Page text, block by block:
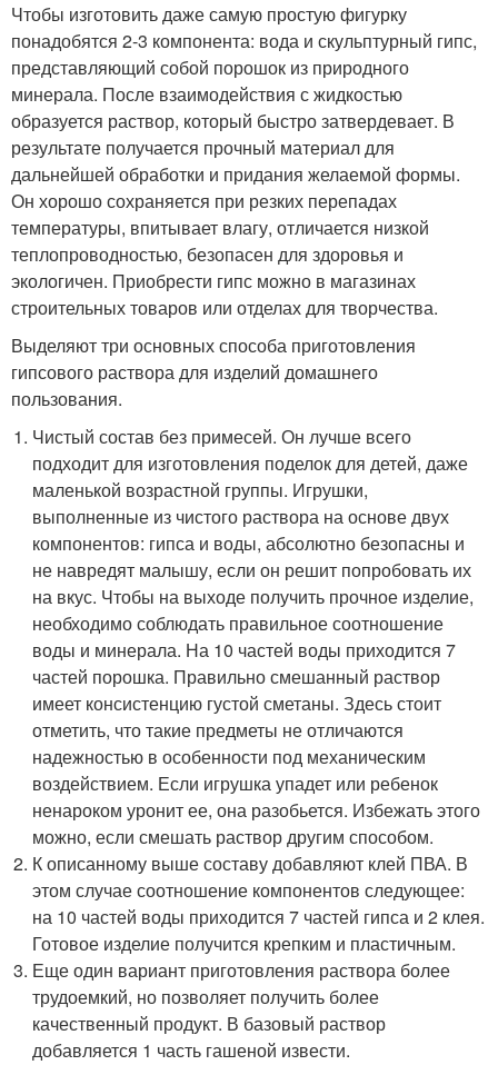
Чтобы изготовить даже самую простую фигурку
понадобятся 2-3 компонента: вода и скульптурный гипс,
представляющий собой порошок из природного
минерала. После взаимодействия с жидкостью
образуется раствор, который быстро затвердевает. В
результате получается прочный материал для
дальнейшей обработки и придания желаемой формы.
Он хорошо сохраняется при резких перепадах
температуры, впитывает влагу, отличается низкой
теплопроводностью, безопасен для здоровья и
экологичен. Приобрести гипс можно в магазинах
строительных товаров или отделах для творчества.
Выделяют три основных способа приготовления
гипсового раствора для изделий домашнего
пользования.
Чистый состав без примесей. Он лучше всего
подходит для изготовления поделок для детей, даже
маленькой возрастной группы. Игрушки,
выполненные из чистого раствора на основе двух
компонентов: гипса и воды, абсолютно безопасны и
не навредят малышу, если он решит попробовать их
на вкус. Чтобы на выходе получить прочное изделие,
необходимо соблюдать правильное соотношение
воды и минерала. На 10 частей воды приходится 7
частей порошка. Правильно смешанный раствор
имеет консистенцию густой сметаны. Здесь стоит
отметить, что такие предметы не отличаются
надежностью в особенности под механическим
воздействием. Если игрушка упадет или ребенок
ненароком уронит ее, она разобьется. Избежать этого
можно, если смешать раствор другим способом.
К описанному выше составу добавляют клей ПВА. В
этом случае соотношение компонентов следующее:
на 10 частей воды приходится 7 частей гипса и 2 клея.
Готовое изделие получится крепким и пластичным.
Еще один вариант приготовления раствора более
трудоемкий, но позволяет получить более
качественный продукт. В базовый раствор
добавляется 1 часть гашеной извести.